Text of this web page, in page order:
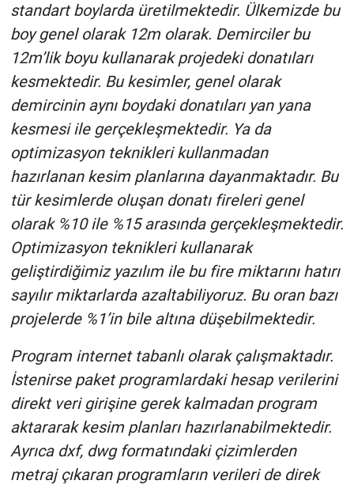
standart boylarda üretilmektedir. Ülkemizde bu
boy genel olarak 12m olarak. Demirciler bu
12m’lik boyu kullanarak projedeki donatıları
kesmektedir. Bu kesimler, genel olarak
demircinin aynı boydaki donatıları yan yana
kesmesi ile gerçekleşmektedir. Ya da
optimizasyon teknikleri kullanmadan
hazırlanan kesim planlarına dayanmaktadır. Bu
tür kesimlerde oluşan donatı fireleri genel
olarak %10 ile %15 arasında gerçekleşmektedir.
Optimizasyon teknikleri kullanarak
geliştirdiğimiz yazılım ile bu fire miktarını hatırı
sayılır miktarlarda azaltabiliyoruz. Bu oran bazı
projelerde %1’in bile altına düşebilmektedir.
Program internet tabanlı olarak çalışmaktadır.
İstenirse paket programlardaki hesap verilerini
direkt veri girişine gerek kalmadan program
aktararak kesim planları hazırlanabilmektedir.
Ayrıca dxf, dwg formatındaki çizimlerden
metraj çıkaran programların verileri de direk